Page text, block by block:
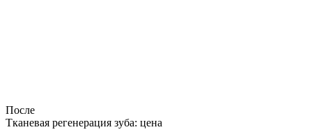
После
Тканевая регенерация зуба: цена